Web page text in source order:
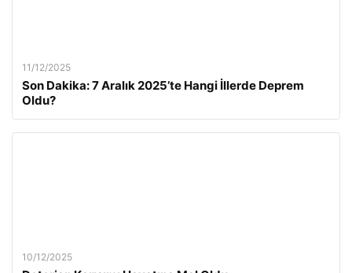
11/12/2025
Son Dakika: 7 Aralık 2025’te Hangi İllerde Deprem
Oldu?
10/12/2025